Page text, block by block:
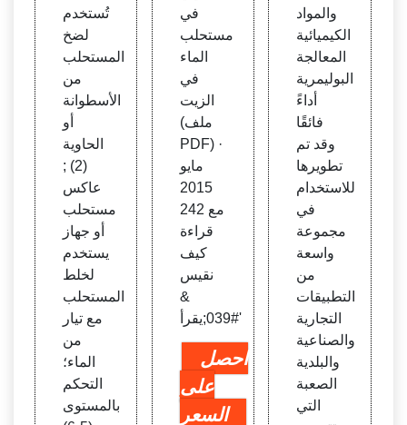
تُستخدم
لضخ
المستحلب
من
الأسطوانة
أو
الحاوية
(2) ;
عاكس
مستحلب
أو جهاز
يستخدم
لخلط
المستحلب
مع تيار
من
الماء؛
التحكم
بالمستوى
في
مستحلب
الماء
في
الزيت
(ملف
PDF) ·
مايو
2015
مع 242
قراءة
كيف
نقيس
&
#039;يقرأ'
احصل
على
السعر
والمواد
الكيميائية
المعالجة
البوليمرية
أداءً
فائقًا
وقد تم
تطويرها
للاستخدام
في
مجموعة
واسعة
من
التطبيقات
التجارية
والصناعية
والبلدية
الصعبة
التي